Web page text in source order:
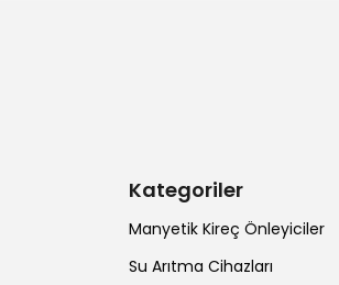
Kategoriler
Manyetik Kireç Önleyiciler
Su Arıtma Cihazları